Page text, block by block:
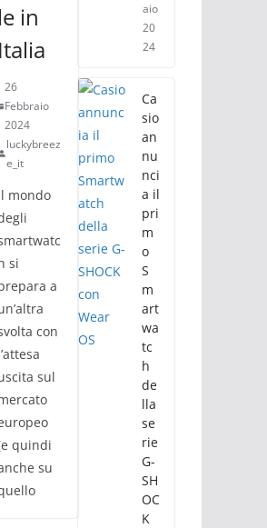
le in
Italia
26
Febbraio
2024
luckybreez
e_it
mondo
si
a
con
sul
quindi
su
aio
20
24
Ca
sio
an
nu
nci
a il
pri
m
o
S
m
art
wa
tc
h
de
lla
se
rie
G-
SH
OC
K